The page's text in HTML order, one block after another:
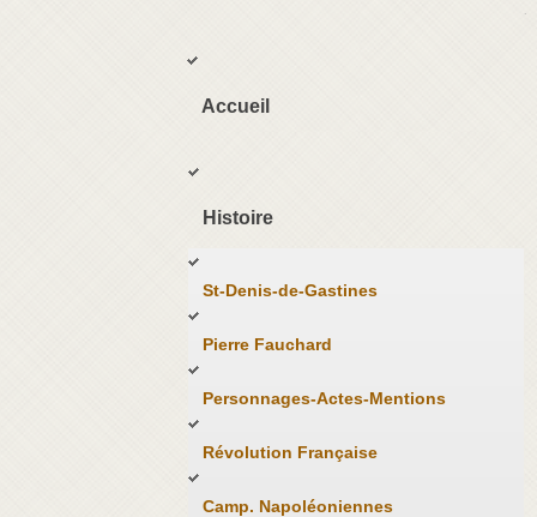
Accueil
Histoire
St-Denis-de-Gastines
Pierre Fauchard
Personnages-Actes-Mentions
Révolution Française
Camp. Napoléoniennes